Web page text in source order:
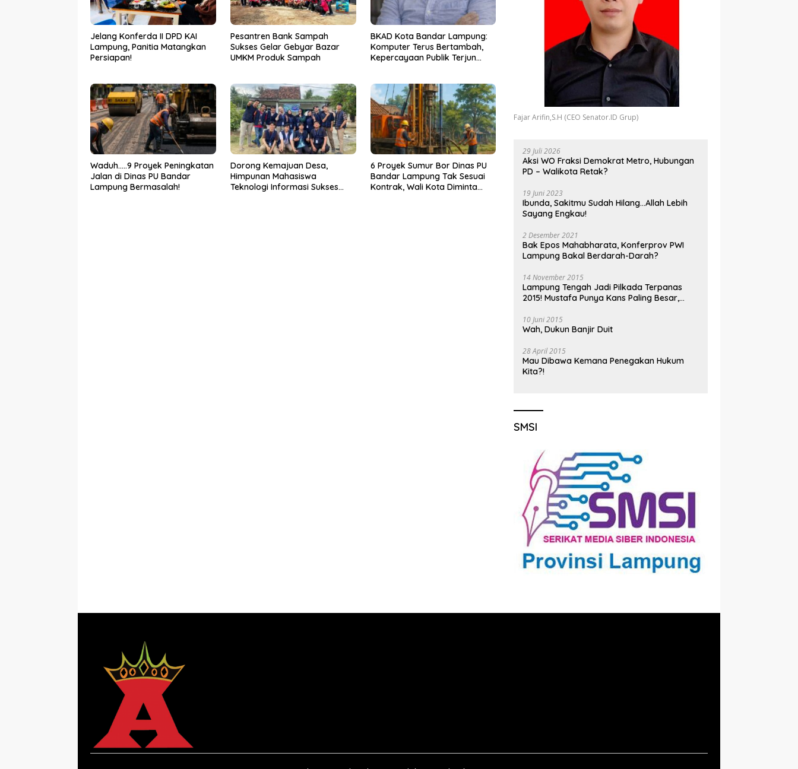
Jelang Konferda II DPD KAI
Lampung, Panitia Matangkan
Persiapan!
Pesantren Bank Sampah
Sukses Gelar Gebyar Bazar
UMKM Produk Sampah
BKAD Kota Bandar Lampung:
Komputer Terus Bertambah,
Kepercayaan Publik Terjun
Waduh…..9 Proyek Peningkatan
Jalan di Dinas PU Bandar
Lampung Bermasalah!
Dorong Kemajuan Desa,
Himpunan Mahasiswa
Teknologi Informasi Sukses
6 Proyek Sumur Bor Dinas PU
Bandar Lampung Tak Sesuai
Kontrak, Wali Kota Diminta
Fajar Arifin,S.H (CEO Senator.ID Grup)
29 Juli 2026
Aksi WO Fraksi Demokrat Metro, Hubungan
PD – Walikota Retak?
19 Juni 2023
Ibunda, Sakitmu Sudah Hilang…Allah Lebih
Sayang Engkau!
2 Desember 2021
Bak Epos Mahabharata, Konferprov PWI
Lampung Bakal Berdarah-Darah?
14 November 2015
Lampung Tengah Jadi Pilkada Terpanas
2015! Mustafa Punya Kans Paling Besar,
10 Juni 2015
Wah, Dukun Banjir Duit
28 April 2015
Mau Dibawa Kemana Penegakan Hukum
Kita?!
SMSI